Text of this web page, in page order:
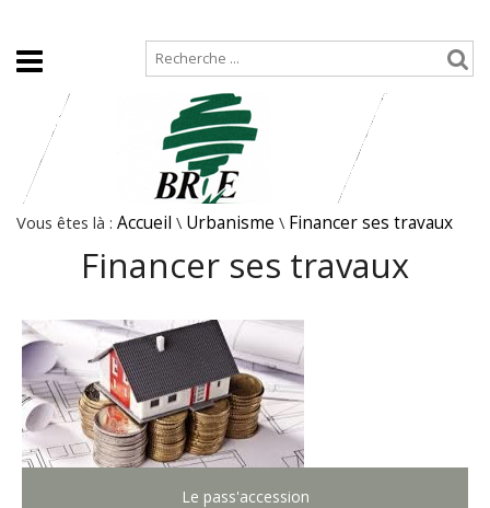
Vous êtes là : Accueil \ Urbanisme \ Financer ses travaux
Financer ses travaux
Le pass'accession